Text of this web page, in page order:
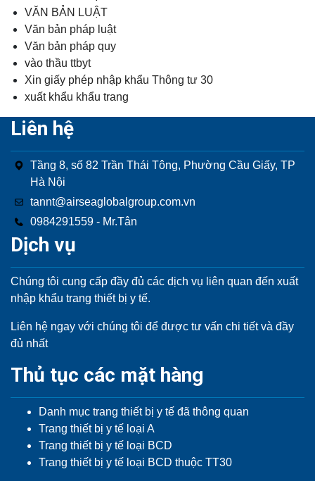
VĂN BẢN LUẬT
Văn bản pháp luật
Văn bản pháp quy
vào thầu ttbyt
Xin giấy phép nhập khẩu Thông tư 30
xuất khẩu khẩu trang
Liên hệ
Tầng 8, số 82 Trần Thái Tông, Phường Cầu Giấy, TP
Hà Nội
tannt@airseaglobalgroup.com.vn
0984291559 - Mr.Tân
Dịch vụ
Chúng tôi cung cấp đầy đủ các dịch vụ liên quan đến xuất
nhập khẩu trang thiết bị y tế.
Liên hệ ngay với chúng tôi để được tư vấn chi tiết và đầy
đủ nhất
Thủ tục các mặt hàng
Danh mục trang thiết bị y tế đã thông quan
Trang thiết bị y tế loại A
Trang thiết bị y tế loại BCD
Trang thiết bị y tế loại BCD thuộc TT30